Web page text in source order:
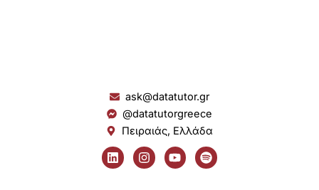
ask@datatutor.gr
@datatutorgreece
Πειραιάς, Ελλάδα
L
i
n
I
n
s
Y
o
u
S
p
o